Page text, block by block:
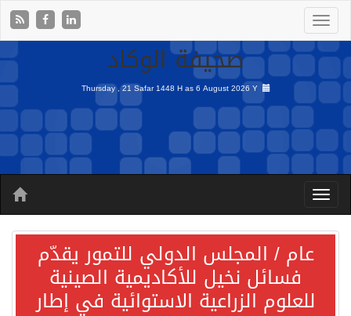
صحيفة الوكاد
Thursday , 21 Safar 1448 H as6 August 2026 Y
عام / المجلس الدولي للتمور يقدّم
فسائل نخيل للأكاديمية الصينية
للعلوم الزراعية الاستوائية في إطار